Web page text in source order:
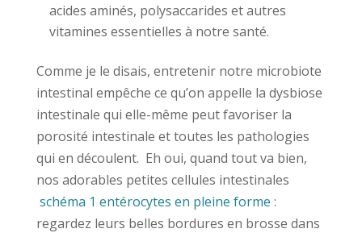
acides aminés, polysaccarides et autres
vitamines essentielles à notre santé.
Comme je le disais, entretenir notre microbiote
intestinal empêche ce qu’on appelle la dysbiose
intestinale qui elle-même peut favoriser la
porosité intestinale et toutes les pathologies
qui en découlent. Eh oui, quand tout va bien,
nos adorables petites cellules intestinales
schéma 1 entérocytes en pleine forme :
regardez leurs belles bordures en brosse dans